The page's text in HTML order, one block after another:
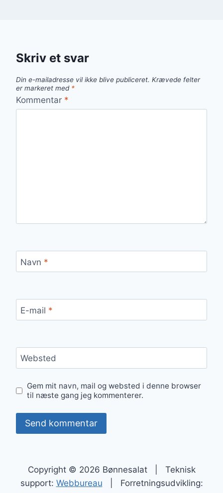
Skriv et svar
Din e-mailadresse vil ikke blive publiceret. Krævede felter
er markeret med *
Kommentar *
Navn *
E-mail *
Websted
Gem mit navn, mail og websted i denne browser
til næste gang jeg kommenterer.
Copyright © 2026 Bønnesalat | Teknisk
support: Webbureau | Forretningsudvikling: